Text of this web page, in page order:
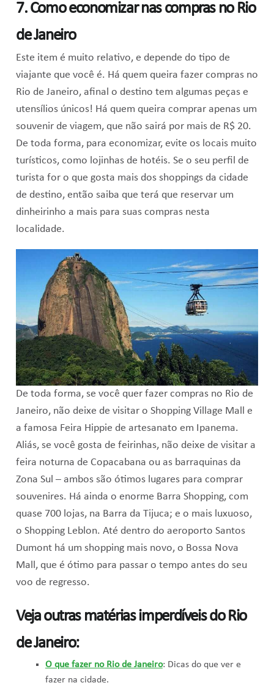
7. Como economizar nas compras no Rio
de Janeiro
Este item é muito relativo, e depende do tipo de
viajante que você é. Há quem queira fazer compras no
Rio de Janeiro, afinal o destino tem algumas peças e
utensílios únicos! Há quem queira comprar apenas um
souvenir de viagem, que não sairá por mais de R$ 20.
De toda forma, para economizar, evite os locais muito
turísticos, como lojinhas de hotéis. Se o seu perfil de
turista for o que gosta mais dos shoppings da cidade
de destino, então saiba que terá que reservar um
dinheirinho a mais para suas compras nesta
localidade.
De toda forma, se você quer fazer compras no Rio de
Janeiro, não deixe de visitar o Shopping Village Mall e
a famosa Feira Hippie de artesanato em Ipanema.
Aliás, se você gosta de feirinhas, não deixe de visitar a
feira noturna de Copacabana ou as barraquinas da
Zona Sul – ambos são ótimos lugares para comprar
souvenires. Há ainda o enorme Barra Shopping, com
quase 700 lojas, na Barra da Tijuca; e o mais luxuoso,
o Shopping Leblon. Até dentro do aeroporto Santos
Dumont há um shopping mais novo, o Bossa Nova
Mall, que é ótimo para passar o tempo antes do seu
voo de regresso.
Veja outras matérias imperdíveis do Rio
de Janeiro:
O que fazer no Rio de Janeiro: Dicas do que ver e
fazer na cidade.